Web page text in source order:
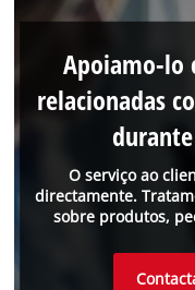
O serviço ao
directamente.
sobre produtos,
Apoiamo-lo
relacionadas